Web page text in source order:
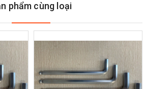
phẩm cùng loại